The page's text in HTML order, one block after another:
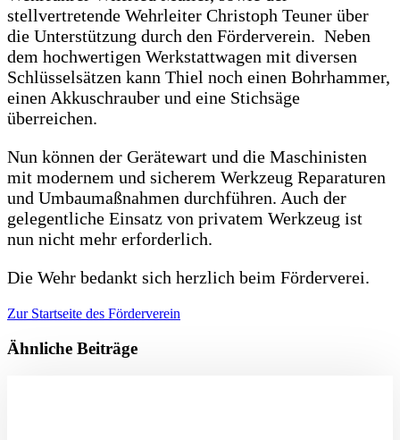
stellvertretende Wehrleiter Christoph Teuner über
die Unterstützung durch den Förderverein. Neben
dem hochwertigen Werkstattwagen mit diversen
Schlüsselsätzen kann Thiel noch einen Bohrhammer,
einen Akkuschrauber und eine Stichsäge
überreichen.
Nun können der Gerätewart und die Maschinisten
mit modernem und sicherem Werkzeug Reparaturen
und Umbaumaßnahmen durchführen. Auch der
gelegentliche Einsatz von privatem Werkzeug ist
nun nicht mehr erforderlich.
Die Wehr bedankt sich herzlich beim Förderverei.
Zur Startseite des Förderverein
Ähnliche Beiträge